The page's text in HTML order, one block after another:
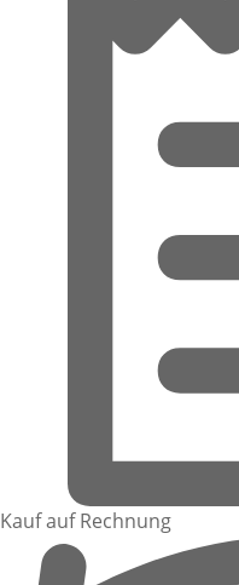
Kauf auf Rechnung